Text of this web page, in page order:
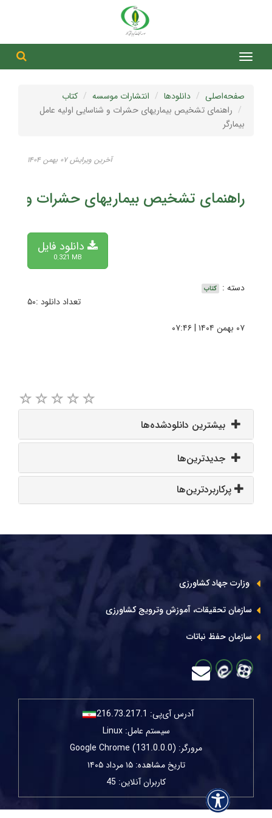
صفحه‌اصلی دانلودها انتشارات موسسه
کتاب
راهنمای تشخیص بیماریهای حشرات و شناسایی اولیه عامل
بیمارگر
آخرین ویرایش ۰۷ بهمن ۱۴۰۴
راهنمای تشخیص بیماریهای حشرات و
دانلود فایل
0.321 MB
دسته : کتاب
تعداد دانلود :۵۰
۰۷ بهمن ۱۴۰۴ | ۰۷:۴۶
بیشترین دانلودشده‌ها
جدیدترین‌ها
پرکاربردترین‌ها
وزارت جهاد کشاورزی
سازمان تحقیقات، آموزش وترویج کشاورزی
سازمان حفظ نباتات
آدرس آی‌پی: 216.73.217.1
سیستم عامل: Linux
مرورگر: Google Chrome (131.0.0.0)
تاریخ مشاهده: ۱۵ مرداد ۱۴۰۵
کاربران آنلاین: 45